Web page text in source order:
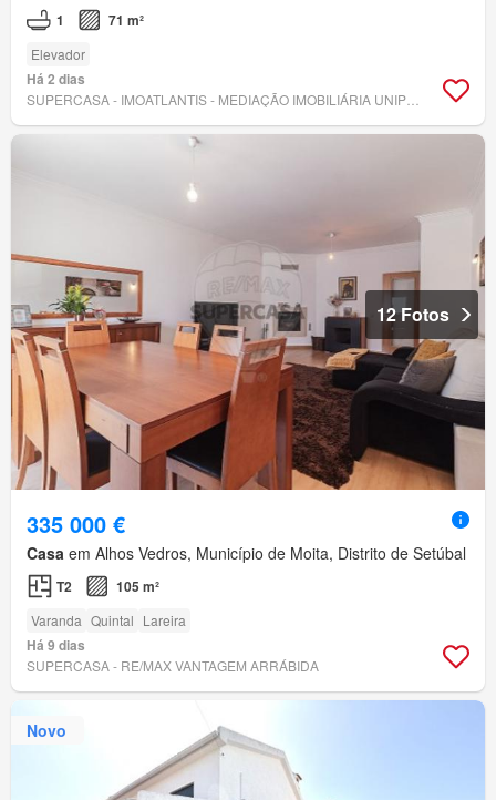
1 71 m²
Elevador
Há 2 dias
12 Fotos
335 000 €
Casa em Alhos Vedros, Município de Moita, Distrito de Setúbal
T2 105 m²
Varanda Quintal Lareira
Há 9 dias
SUPERCASA - RE/MAX VANTAGEM ARRÁBIDA
Novo